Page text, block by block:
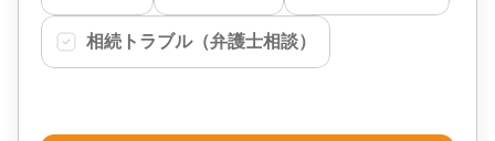
相続トラブル（弁護士相談）